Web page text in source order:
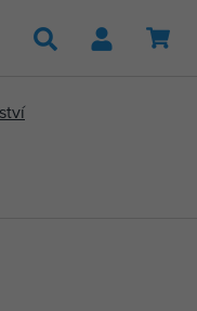
Hledat